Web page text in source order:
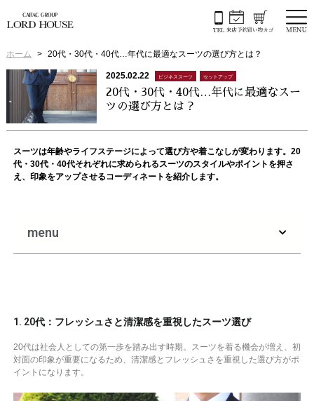
ホーム 20代・30代・40代…年代に最適なスーツの選び方とは？
2025.02.22 ビジネススーツ セットアップ
20代・30代・40代…年代に最適なスー
ツの選び方とは？
スーツは年齢やライフステージによって選び方や着こなしが変わります。20
代・30代・40代それぞれに求められるスーツのスタイルやポイントを押さ
え、印象をアップさせるコーディネートを紹介します。
menu
1. 20代：フレッシュさと清潔感を重視したスーツ選び
20代は社会人としての第一歩を踏み出す時期。スーツを着る機会が増え、初
対面の印象が重要になるため、清潔感とフレッシュさを重視した選び方がポ
イントになります。